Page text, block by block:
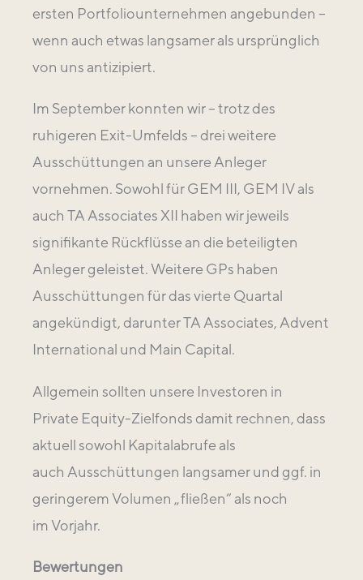
ersten Portfoliounternehmen angebunden –
wenn auch etwas langsamer als ursprünglich
von uns antizipiert.
Im September konnten wir – trotz des
ruhigeren Exit-Umfelds – drei weitere
Ausschüttungen an unsere Anleger
vornehmen. Sowohl für GEM III, GEM IV als
auch TA Associates XII haben wir jeweils
signifikante Rückflüsse an die beteiligten
Anleger geleistet. Weitere GPs haben
Ausschüttungen für das vierte Quartal
angekündigt, darunter TA Associates, Advent
International und Main Capital.
Allgemein sollten unsere Investoren in
Private Equity-Zielfonds damit rechnen, dass
aktuell sowohl Kapitalabrufe als
auch Ausschüttungen langsamer und ggf. in
geringerem Volumen „fließen“ als noch
imVorjahr.
Bewertungen